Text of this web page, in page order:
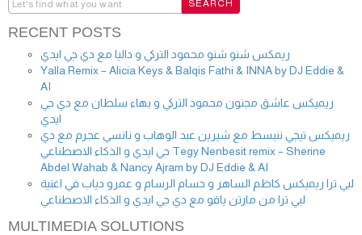
RECENT POSTS
ريمكس شنو شنو محمود التركي و داليا مع دي جي ايدي
Yalla Remix – Alicia Keys & Balqis Fathi & INNA by DJ Eddie &
AI
ريميكس عاشق مجنون محمود التركي و بهاء سلطان مع دي جي
ايدي
ريميكس تيجي ننبسط مع شيرين عبد الوهاب و نانسي عجرم مع دي
جي ايدي و الذكاء الاصطناعي Tegy Nenbesit remix – Sherine
Abdel Wahab & Nancy Ajram by DJ Eddie & AI
لبي ترا ريميكس كاظم الساهر و حسام الرسام و عمرو دياب في اغنية
لبي ترا من مارتن ياقو مع دي جي ايدي و الذكاء الاصطناعي
MULTIMEDIA SOLUTIONS